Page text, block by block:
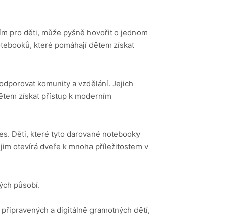
pro děti, může pyšně hovořit o jednom
které pomáhají dětem získat
komunity a vzdělání. Jejich
získat přístup k moderním
Děti, které tyto darované notebooky
otevírá dveře k mnoha příležitostem v
působí.
a digitálně gramotných dětí,